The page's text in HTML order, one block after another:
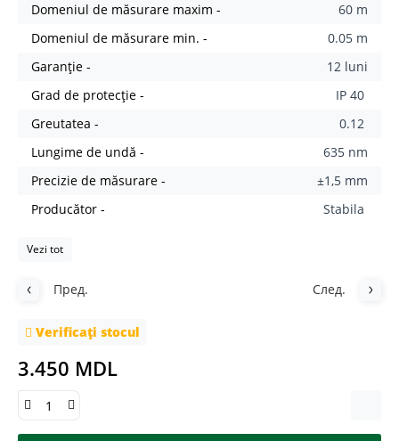
Domeniul de măsurare maxim -
60 m
Domeniul de măsurare min. -
0.05 m
Garanție -
12 luni
Grad de protecție -
IP 40
Greutatea -
0.12
Lungime de undă -
635 nm
Precizie de măsurare -
±1,5 mm
Producător -
Stabila
Vezi tot
Пред. След.
Verificați stocul
3.450 MDL